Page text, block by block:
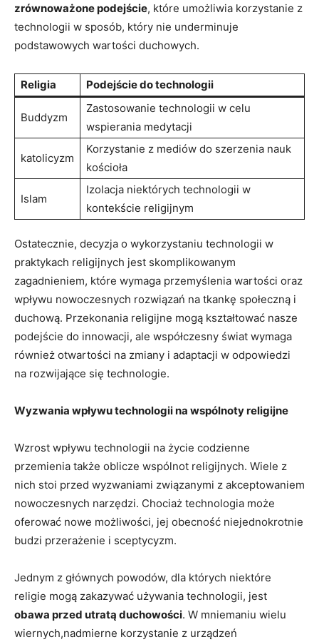
zrównoważone podejście, które‌ umożliwia korzystanie z
technologii w sposób, który​ nie underminuje
podstawowych wartości duchowych.
Religia Podejście do technologii
Buddyzm
Zastosowanie technologii w ⁤celu
wspierania medytacji
katolicyzm
Korzystanie z mediów do szerzenia nauk
kościoła
Islam
Izolacja⁤ niektórych technologii w
kontekście religijnym
Ostatecznie, decyzja⁤ o wykorzystaniu technologii w
praktykach‍ religijnych jest skomplikowanym
zagadnieniem, które wymaga przemyślenia wartości oraz
wpływu ‍nowoczesnych rozwiązań ‍na tkankę społeczną i
duchową. Przekonania religijne mogą kształtować nasze
podejście do ‌innowacji, ale współczesny‍ świat wymaga
również otwartości na zmiany⁤ i adaptacji w‌ odpowiedzi
na rozwijające⁤ się technologie.
Wyzwania ⁤wpływu technologii na wspólnoty religijne
Wzrost wpływu technologii na życie codzienne
przemienia także oblicze ​wspólnot​ religijnych. Wiele z
nich stoi przed wyzwaniami związanymi z ‌akceptowaniem
nowoczesnych narzędzi.​ Chociaż technologia może
oferować⁤ nowe możliwości, jej​ obecność niejednokrotnie
budzi‌ przerażenie i sceptycyzm.
Jednym z głównych powodów, ⁣dla których niektóre
religie⁤ mogą zakazywać‍ używania technologii, jest ⁢
obawa przed utratą duchowości. W mniemaniu wielu
wiernych,nadmierne korzystanie z urządzeń